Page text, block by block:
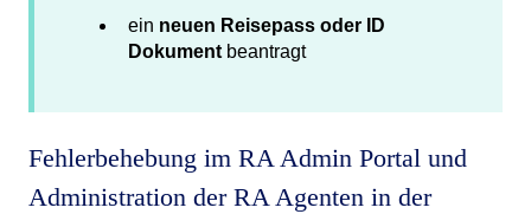
ein neuen Reisepass oder ID
Dokument beantragt
Fehlerbehebung im RA Admin Portal und
Administration der RA Agenten in der